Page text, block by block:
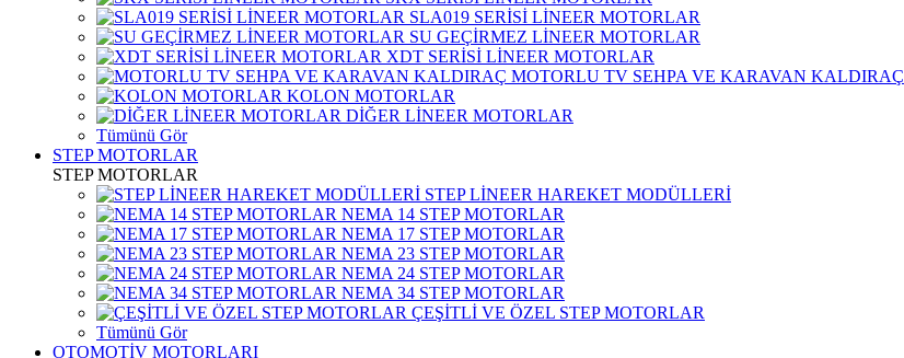
SLA019 SERİSİ LİNEER MOTORLAR
SU GEÇİRMEZ LİNEER MOTORLAR
XDT SERİSİ LİNEER MOTORLAR
MOTORLU TV SEHPA VE KARAVAN KALDIRAÇ
KOLON MOTORLAR
DİĞER LİNEER MOTORLAR
Tümünü Gör
STEP MOTORLAR
STEP MOTORLAR
STEP LİNEER HAREKET MODÜLLERİ
NEMA 14 STEP MOTORLAR
NEMA 17 STEP MOTORLAR
NEMA 23 STEP MOTORLAR
NEMA 24 STEP MOTORLAR
NEMA 34 STEP MOTORLAR
ÇEŞİTLİ VE ÖZEL STEP MOTORLAR
Tümünü Gör
OTOMOTİV MOTORLARI